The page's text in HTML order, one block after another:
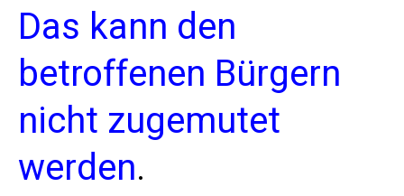
Das kann den
betroffenen Bürgern
nicht zugemutet
werden.